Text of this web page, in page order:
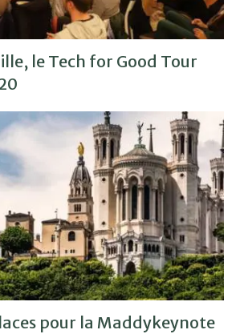
le Tech for Good Tour
pour la Maddykeynote